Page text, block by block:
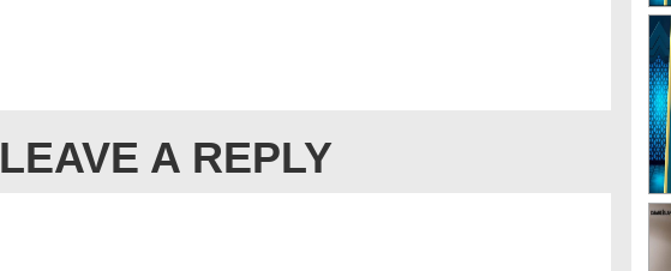
LEAVE A REPLY